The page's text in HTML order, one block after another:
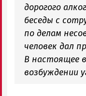
дорогого
беседы с
по делам
человек дал
В настоящее
возбуждении